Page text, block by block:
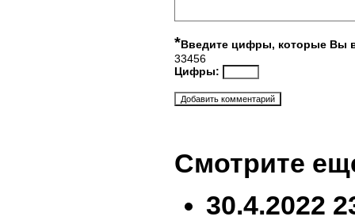
*Введите цифры, которые Вы
33456
Цифры:
Смотрите
30.4.2022